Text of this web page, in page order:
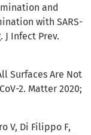
and
with SARS-
Infect Prev.
Surfaces Are Not
2. Matter 2020;
V, Di Filippo F,